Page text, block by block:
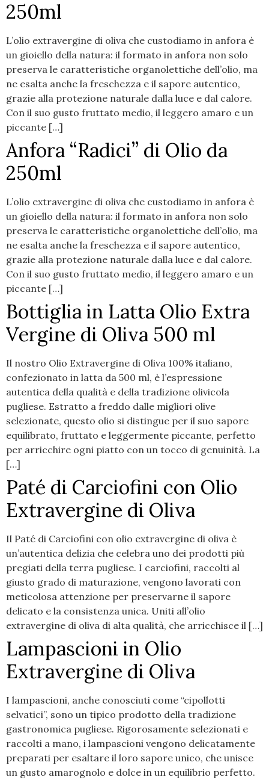
250ml
L’olio extravergine di oliva che custodiamo in anfora è
un gioiello della natura: il formato in anfora non solo
preserva le caratteristiche organolettiche dell’olio, ma
ne esalta anche la freschezza e il sapore autentico,
grazie alla protezione naturale dalla luce e dal calore.
Con il suo gusto fruttato medio, il leggero amaro e un
piccante […]
Anfora “Radici” di Olio da
250ml
L’olio extravergine di oliva che custodiamo in anfora è
un gioiello della natura: il formato in anfora non solo
preserva le caratteristiche organolettiche dell’olio, ma
ne esalta anche la freschezza e il sapore autentico,
grazie alla protezione naturale dalla luce e dal calore.
Con il suo gusto fruttato medio, il leggero amaro e un
piccante […]
Bottiglia in Latta Olio Extra
Vergine di Oliva 500 ml
Il nostro Olio Extravergine di Oliva 100% italiano,
confezionato in latta da 500 ml, è l’espressione
autentica della qualità e della tradizione olivicola
pugliese. Estratto a freddo dalle migliori olive
selezionate, questo olio si distingue per il suo sapore
equilibrato, fruttato e leggermente piccante, perfetto
per arricchire ogni piatto con un tocco di genuinità. La
[…]
Paté di Carciofini con Olio
Extravergine di Oliva
Il Paté di Carciofini con olio extravergine di oliva è
un’autentica delizia che celebra uno dei prodotti più
pregiati della terra pugliese. I carciofini, raccolti al
giusto grado di maturazione, vengono lavorati con
meticolosa attenzione per preservarne il sapore
delicato e la consistenza unica. Uniti all’olio
extravergine di oliva di alta qualità, che arricchisce il […]
Lampascioni in Olio
Extravergine di Oliva
I lampascioni, anche conosciuti come “cipollotti
selvatici”, sono un tipico prodotto della tradizione
gastronomica pugliese. Rigorosamente selezionati e
raccolti a mano, i lampascioni vengono delicatamente
preparati per esaltare il loro sapore unico, che unisce
un gusto amarognolo e dolce in un equilibrio perfetto.